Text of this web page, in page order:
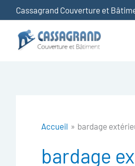
au
contenu
Cassagrand Couverture et
Accueil bardage
bardage